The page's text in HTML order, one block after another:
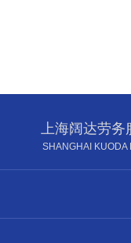
SHANGHAI KUODA
上海阔达劳务